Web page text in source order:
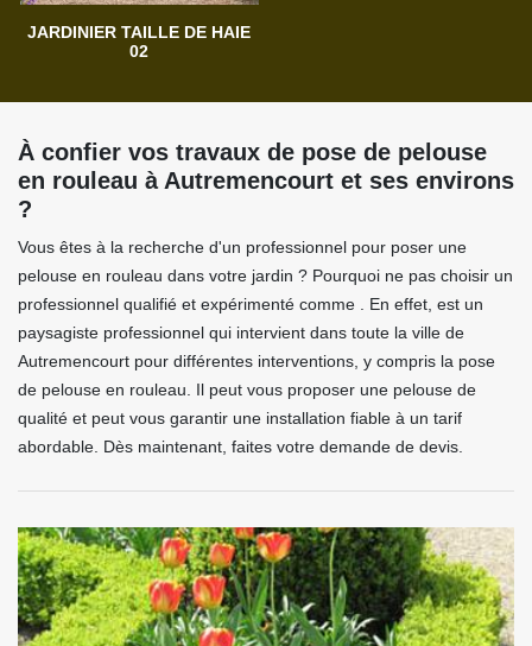
JARDINIER TAILLE DE HAIE
02
À confier vos travaux de pose de pelouse
en rouleau à Autremencourt et ses environs
?
Vous êtes à la recherche d'un professionnel pour poser une
pelouse en rouleau dans votre jardin ? Pourquoi ne pas choisir un
professionnel qualifié et expérimenté comme . En effet, est un
paysagiste professionnel qui intervient dans toute la ville de
Autremencourt pour différentes interventions, y compris la pose
de pelouse en rouleau. Il peut vous proposer une pelouse de
qualité et peut vous garantir une installation fiable à un tarif
abordable. Dès maintenant, faites votre demande de devis.